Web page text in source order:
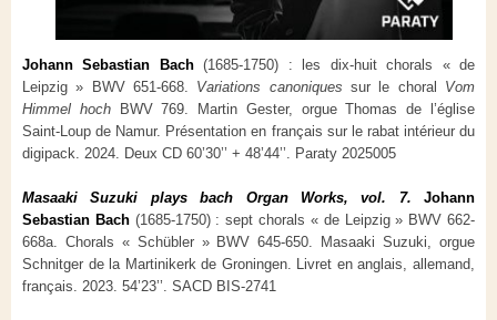
Johann Sebastian Bach(1685-1750) : les dix-huit chorals « de
Leipzig » BWV 651-668. Variations canoniques sur le choral Vom
Himmel hochBWV 769. Martin Gester, orgue Thomas de l’église
Saint-Loup de Namur. Présentation en français sur le rabat intérieur du
digipack. 2024. Deux CD 60’30’’ + 48’44’’. Paraty 2025005
Masaaki Suzuki plays bach Organ Works, vol. 7. Johann
Sebastian Bach(1685-1750) : sept chorals « de Leipzig » BWV 662-
668a. Chorals « Schübler » BWV 645-650. Masaaki Suzuki, orgue
Schnitger de la Martinikerk de Groningen. Livret en anglais, allemand,
français. 2023. 54’23’’. SACD BIS-2741